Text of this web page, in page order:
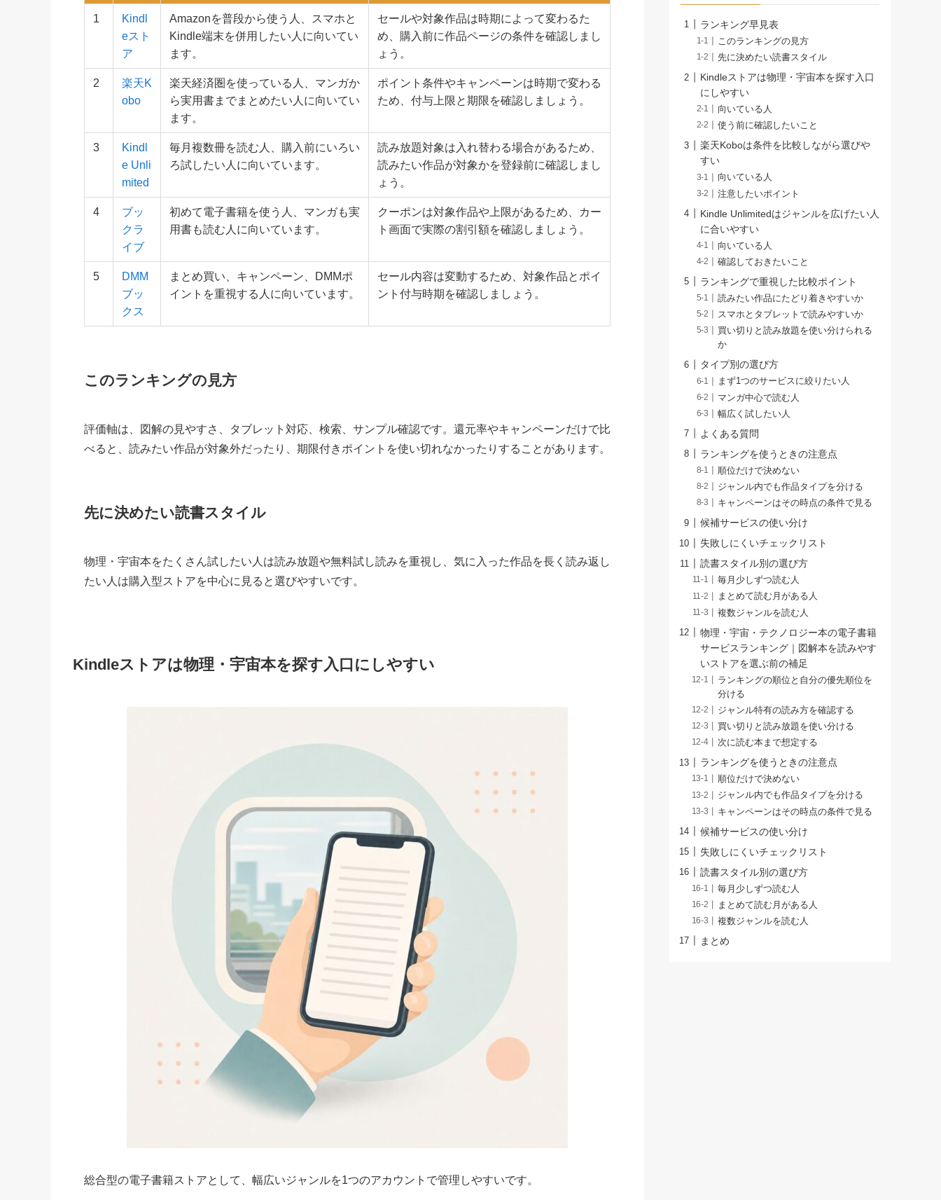
1
Kindl
eスト
ア
Amazonを普段から使う人、スマホと
Kindle端末を併用したい人に向いてい
ます。
セールや対象作品は時期によって変わるた
め、購入前に作品ページの条件を確認しまし
ょう。
2
楽天K
obo
楽天経済圏を使っている人、マンガか
ら実用書までまとめたい人に向いてい
ます。
ポイント条件やキャンペーンは時期で変わる
ため、付与上限と期限を確認しましょう。
3
Kindl
e Unli
mited
毎月複数冊を読む人、購入前にいろい
ろ試したい人に向いています。
読み放題対象は入れ替わる場合があるため、
読みたい作品が対象かを登録前に確認しまし
ょう。
4
ブッ
クラ
イブ
初めて電子書籍を使う人、マンガも実
用書も読む人に向いています。
クーポンは対象作品や上限があるため、カー
ト画面で実際の割引額を確認しましょう。
5
DMM
ブッ
クス
まとめ買い、キャンペーン、DMMポ
イントを重視する人に向いています。
セール内容は変動するため、対象作品とポイ
ント付与時期を確認しましょう。
このランキングの見方
評価軸は、図解の見やすさ、タブレット対応、検索、サンプル確認です。還元率やキャンペーンだけで比
べると、読みたい作品が対象外だったり、期限付きポイントを使い切れなかったりすることがあります。
先に決めたい読書スタイル
物理・宇宙本をたくさん試したい人は読み放題や無料試し読みを重視し、気に入った作品を長く読み返し
たい人は購入型ストアを中心に見ると選びやすいです。
Kindleストアは物理・宇宙本を探す入口にしやすい
総合型の電子書籍ストアとして、幅広いジャンルを1つのアカウントで管理しやすいです。
ランキング早見表
このランキングの見方
先に決めたい読書スタイル
Kindleストアは物理・宇宙本を探す入口
にしやすい
向いている人
使う前に確認したいこと
楽天Koboは条件を比較しながら選びや
すい
向いている人
注意したいポイント
Kindle Unlimitedはジャンルを広げたい人
に合いやすい
向いている人
確認しておきたいこと
ランキングで重視した比較ポイント
読みたい作品にたどり着きやすいか
スマホとタブレットで読みやすいか
買い切りと読み放題を使い分けられる
か
タイプ別の選び方
まず1つのサービスに絞りたい人
マンガ中心で読む人
幅広く試したい人
よくある質問
ランキングを使うときの注意点
順位だけで決めない
ジャンル内でも作品タイプを分ける
キャンペーンはその時点の条件で見る
候補サービスの使い分け
失敗しにくいチェックリスト
読書スタイル別の選び方
毎月少しずつ読む人
まとめて読む月がある人
複数ジャンルを読む人
物理・宇宙・テクノロジー本の電子書籍
サービスランキング｜図解本を読みやす
いストアを選ぶ前の補足
ランキングの順位と自分の優先順位を
分ける
ジャンル特有の読み方を確認する
買い切りと読み放題を使い分ける
次に読む本まで想定する
ランキングを使うときの注意点
順位だけで決めない
ジャンル内でも作品タイプを分ける
キャンペーンはその時点の条件で見る
候補サービスの使い分け
失敗しにくいチェックリスト
読書スタイル別の選び方
毎月少しずつ読む人
まとめて読む月がある人
複数ジャンルを読む人
まとめ